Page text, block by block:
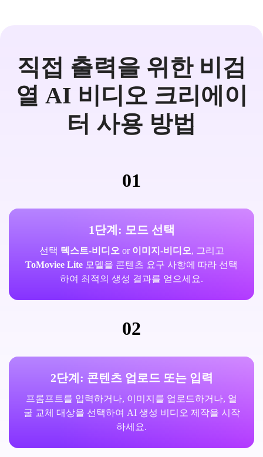
직접 출력을 위한 비검
열 AI 비디오 크리에이
터 사용 방법
01
1단계: 모드 선택
선택 텍스트-비디오 or 이미지-비디오, 그리고
ToMoviee Lite 모델을 콘텐츠 요구 사항에 따라 선택
하여 최적의 생성 결과를 얻으세요.
02
2단계: 콘텐츠 업로드 또는 입력
프롬프트를 입력하거나, 이미지를 업로드하거나, 얼
굴 교체 대상을 선택하여 AI 생성 비디오 제작을 시작
하세요.